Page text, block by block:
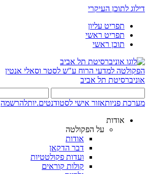
דילוג לתוכן העיקרי
תפריט עליון
תפריט ראשי
תוכן ראשי
הפקולטה למדעי הרוח ע"ש לסטר וסאלי אנטין
אוניברסיטת תל אביב
מערכת פניותאזור אישי לסטודנטים.יותלהרשמה
אודות
על הפקולטה
אודות
דבר הדקאן
ועדות פקולטטיות
קולות קוראים